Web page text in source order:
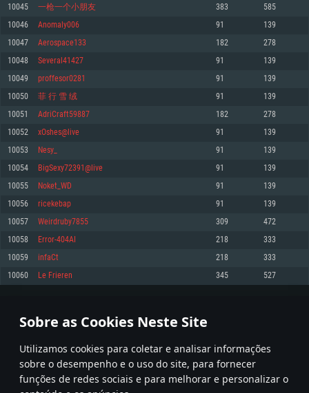
Sobre as Cookies Neste Site
Utilizamos cookies para coletar e analisar informações
sobre o desempenho e o uso do site, para fornecer
funções de redes sociais e para melhorar e personalizar o
Mínimo
Sistema Operativo: Windows 10 (64 bit)
Processador: Dual-Core 2.2 GHz
Memória: 4GB
Placa Gráfica: Placa com DirectX 11: AMD Radeon 77XX / NVIDIA GeForce
GTX 660. Resolução mínima suportada: 720p
Network: Internet de banda larga.
Disco: 23,1 GB
Recomendado
superior, Radeon RX 570 ou superior
Disco: 75,9 GB
Mínimo
Sistema Operativo: Mac OS Big Sur 11.0 ou versão mais recente
Processador: Core i5 2.2GHz mínimo (Intel Xeon não suportado)
Memória: 6 GB
Placa Gráfica: Intel Iris Pro 5200 (Mac), equivalentes AMD/Nvidia para Mac.
Resolução mínima suportada: 720p com suporte Metal.
Network: Internet de banda larga.
Disco: 21,5 GB
Recomendado
Network: Internet de banda larga.
Mínimo
Sistema Operativo: Distribuições mais modernas do Linux de 64bit
Processador: Dual-Core 2.4 GHz
Memória: 4 GB
Placa Gráfica: NVIDIA 660 com os drivers mais recentes (não mais de 6
meses) / equivalentes AMD com os drivers mais recentes com suporte
Vulkan (não mais de 6 meses); Resolução mínima suportada: 720p.
Network: Internet de banda larga.
Disco: 21,5 GB
Recomendado
Sistema Operativo: Ubuntu 20.04 64bit
Processador: Intel Core i7
Memória: 16 GB
Placa Gráfica: NVIDIA 1060 com os drivers mais recentes (não mais de 6
meses) / equivalentes AMD (Radeon RX 570) com os drivers mais recentes
Network: Internet de banda larga.
10045 一枪一个小朋友 383 585
10046 Anomaly006 91 139
10047 Aerospace133 182 278
10048 Several41427 91 139
10049 proffesor0281 91 139
10050 菲 行 雪 绒 91 139
10051 AdriCraft59887 182 278
10052 xOshes@live 91 139
10053 Nesy_ 91 139
10054 BigSexy72391@live 91 139
10055 Noket_WD 91 139
10056 ricekebap 91 139
10057 Weirdruby7855 309 472
10058 Error-404AI 218 333
10059 infaCt 218 333
10060 Le Frieren 345 527